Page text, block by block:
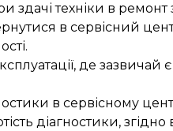
здачі техніки в
в сервісний
де
в сервісному
діагностики, згідно